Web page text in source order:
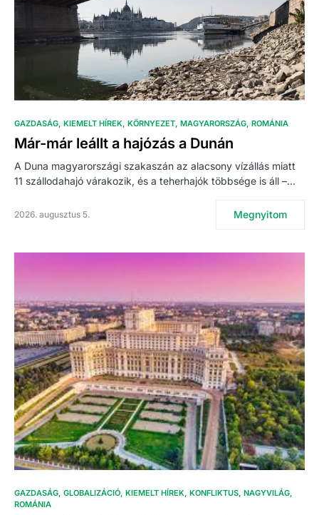
GAZDASÁG KIEMELT HÍREK KÖRNYEZET MAGYARORSZÁG ROMÁNIA
Már-már leállt a hajózás a Dunán
A Duna magyarországi szakaszán az alacsony vízállás miatt
11 szállodahajó várakozik, és a teherhajók többsége is áll –…
2026. augusztus 5. Megnyitom
GAZDASÁG GLOBALIZÁCIÓ KIEMELT HÍREK KONFLIKTUS NAGYVILÁG
ROMÁNIA